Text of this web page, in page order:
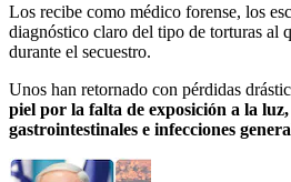
Los recibe como médico forense, los
diagnóstico claro del tipo de torturas al
durante el secuestro.
Unos han retornado con pérdidas
piel por la falta de exposición a la
gastrointestinales e infecciones